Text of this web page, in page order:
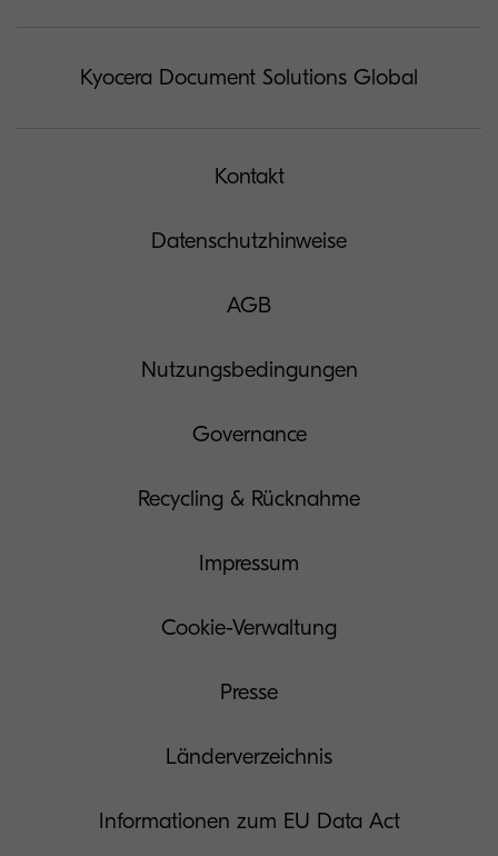
Kyocera Document Solutions Global
Kontakt
Datenschutzhinweise
AGB
Nutzungsbedingungen
Governance
Recycling & Rücknahme
Impressum
Cookie-Verwaltung
Presse
Länderverzeichnis
Informationen zum EU Data Act